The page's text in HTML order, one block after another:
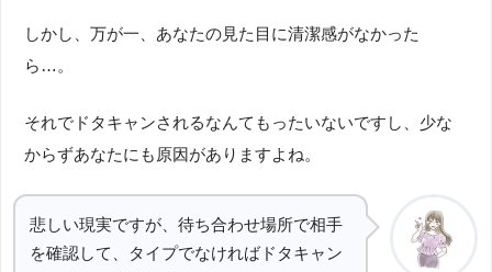
しかし、万が一、あなたの見た目に清潔感がなかった
ら…。
それでドタキャンされるなんてもったいないですし、少な
からずあなたにも原因がありますよね。
悲しい現実ですが、待ち合わせ場所で相手
を確認して、タイプでなければドタキャン